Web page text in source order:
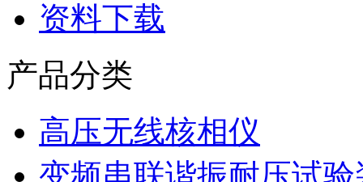
资料下载
产品分类
高压无线核相仪